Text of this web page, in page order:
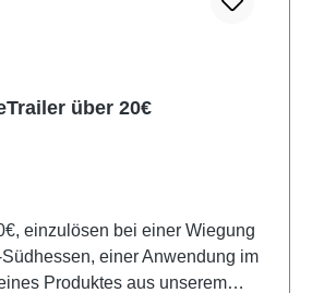
über 20€
einzulösen bei einer Wiegung
einer Anwendung im
Produktes aus unserem